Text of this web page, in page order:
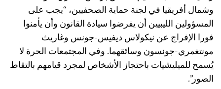
وشمال أفريقيا في لجنة حماية الصحفيين، “يجب على
المسؤولين الليبيين أن يفرضوا سيادة القانون وأن يأمنوا
فورا الإفراج عن نيكولاس ديفيس-جونس وغاريث
مونتغمري-جونسون وسائقهما. وفي المجتمعات الحرة لا
يُسمح للميليشيات باحتجاز الأشخاص لمجرد قيامهم بالتقاط
الصور”.